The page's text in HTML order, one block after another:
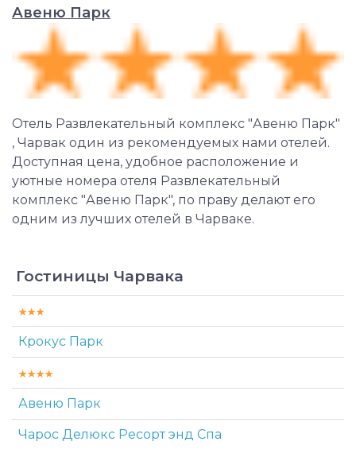
Авеню Парк
Отель Развлекательный комплекс "Авеню Парк"
, Чарвак один из рекомендуемых нами отелей.
Доступная цена, удобное расположение и
уютные номера отеля Развлекательный
комплекс "Авеню Парк", по праву делают его
одним из лучших отелей в Чарваке.
Гостиницы Чарвака
Крокус Парк
Авеню Парк
Чарос Делюкс Ресорт энд Спа